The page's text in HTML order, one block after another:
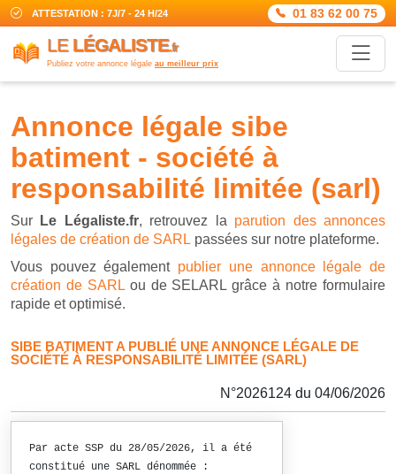
ATTESTATION : 7J/7 - 24 H/24 01 83 62 00 75
LE LÉGALISTE.fr
Publiez votre annonce légale au meilleur prix
annonce légale sibe
batiment - société à
responsabilité limitée (sarl)
Sur Le Légaliste.fr, retrouvez la parution des annonces
légales de création de SARL passées sur notre plateforme.
Vous pouvez également publier une annonce légale de
création de SARLou de SELARL grâce à notre formulaire
rapide et optimisé.
SIBE BATIMENT A PUBLIÉ UNE ANNONCE LÉGALE DE
SOCIÉTÉ À RESPONSABILITÉ LIMITÉE (SARL)
N°2026124 du 04/06/2026
Par acte SSP du 28/05/2026, il a été
constitué une SARL dénommée :